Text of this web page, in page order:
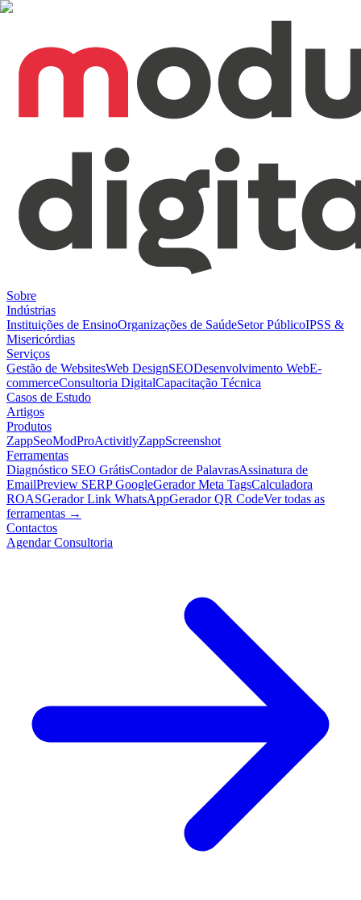
Sobre
Indústrias
Instituições de EnsinoOrganizações de SaúdeSetor PúblicoIPSS &
Misericórdias
Serviços
Gestão de WebsitesWeb DesignSEODesenvolvimento WebE-
commerceConsultoria DigitalCapacitação Técnica
Casos de Estudo
Artigos
Produtos
ZappSeoModProActivitlyZappScreenshot
Ferramentas
Diagnóstico SEO GrátisContador de PalavrasAssinatura de
EmailPreview SERP GoogleGerador Meta TagsCalculadora
ROASGerador Link WhatsAppGerador QR CodeVer todas as
ferramentas →
Contactos
Agendar Consultoria